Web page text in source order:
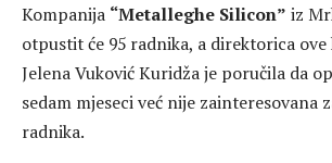
Kompanija “Metalleghe Silicon” iz
otpustit će 95 radnika, a direktorica
Jelena Vuković Kuridža je poručila da
sedam mjeseci već nije zainteresovana
radnika.